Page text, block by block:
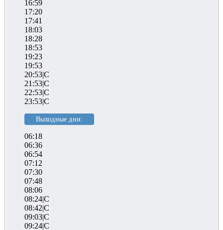
16:59
17:20
17:41
18:03
18:28
18:53
19:23
19:53
20:53|C
21:53|C
22:53|C
23:53|C
Выходные дни:
06:18
06:36
06:54
07:12
07:30
07:48
08:06
08:24|C
08:42|C
09:03|C
09:24|C